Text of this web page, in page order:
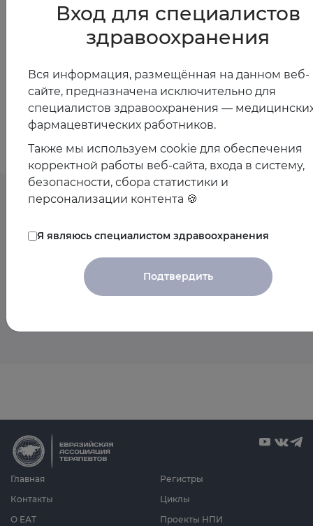
Рецидивирующие перикардиты в вопросах и ответах
Показать все
Предстоящие
мероприятия спикера
Пока мероприятия со спикером не запланированы
Главная
О ЕАТ
Циклы
Проекты НПИ
Регистры
Контакты
Вход для специалистов
здравоохранения
Вся информация, размещённая на данном веб-
сайте, предназначена исключительно для
специалистов здравоохранения —
фармацевтических работников.
Также мы используем cookie для обеспечения
корректной работы веб-сайта, входа в систему,
безопасности, сбора статистики и
персонализации контента 🍪
Я являюсь специалистом здравоохранения
Подтвердить